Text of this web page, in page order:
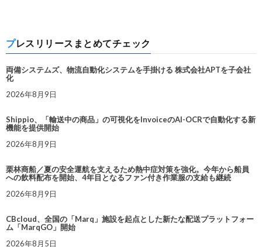
プレスリリースまとめてチェック
両備システムズ、物流自動化システムを手掛ける 株式会社APTを子会社
化
2026年8月9日
Shippio、「輸送中の商品」の可視化をInvoiceのAI-OCRで自動化する新
機能を提供開始
2026年8月9日
栗林商船／夏の安全運航を支えるため熱中症対策を強化。今年から船員
への飲料配布を開始、4年目となるファン付き作業服の支給も継続
2026年8月9日
CBcloud、全国の「Marq」施設を起点とした新たな配送プラットフォー
ム「MarqGO」開始
2026年8月5日